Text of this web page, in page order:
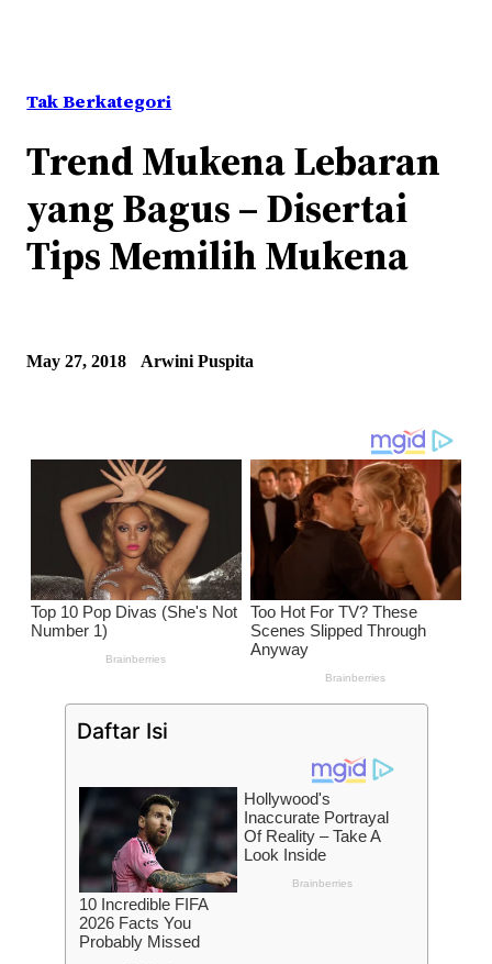
Tak Berkategori
Trend Mukena Lebaran
yang Bagus – Disertai
Tips Memilih Mukena
May 27, 2018 Arwini Puspita
Daftar Isi